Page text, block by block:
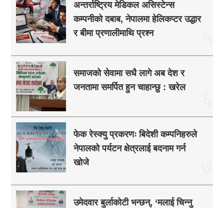
अन्तर्राष्ट्रिय मेडिकल असिस्टेन्स
कम्पनीको दबाब, नेपालमा हेलिकप्टर उद्धार
र बीमा प्रणालीमाथि प्रश्न
समाजको सेवामा सधै लागे अब देश र
जनतामा समर्पित हुन चाहान्छु : खरेल
फेक रेस्क्यु प्रकरणः बिदेशी कम्पनिहरुले
नेपालको पर्यटन क्षेत्रलाई बदनाम गर्न
खोजे
उमेदवार बुर्लाकोटी भन्छन्, ‘मलाई चिन्नु